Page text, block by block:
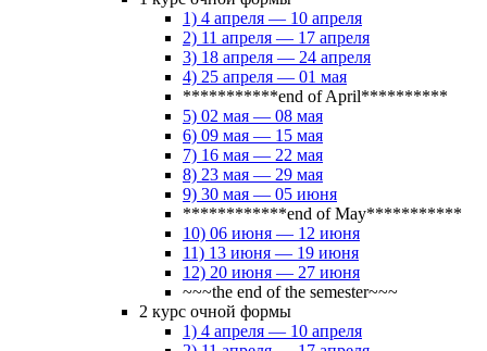
1) 4 апреля — 10 апреля
2) 11 апреля — 17 апреля
3) 18 апреля — 24 апреля
4) 25 апреля — 01 мая
***********end of April**********
5) 02 мая — 08 мая
6) 09 мая — 15 мая
7) 16 мая — 22 мая
8) 23 мая — 29 мая
9) 30 мая — 05 июня
************end of May***********
10) 06 июня — 12 июня
11) 13 июня — 19 июня
12) 20 июня — 27 июня
~~~the end of the semester~~~
2 курс очной формы
1) 4 апреля — 10 апреля